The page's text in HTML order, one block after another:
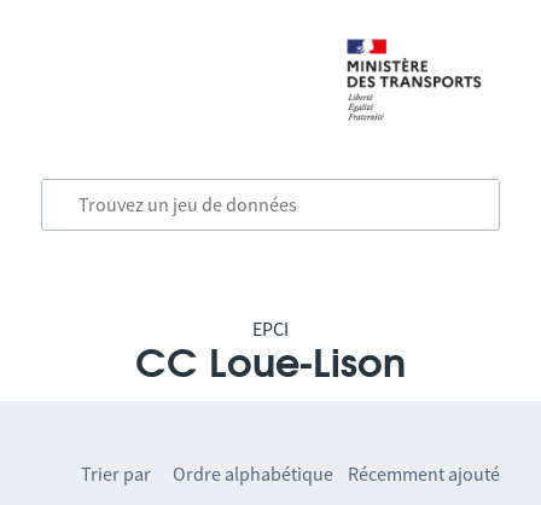
EPCI
CC Loue-Lison
Trier par Ordre alphabétique Récemment ajouté